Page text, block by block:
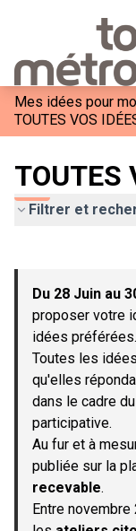
Mes idées pour
TOUTES VOS
TOUTES
Filtrer et
−
Du 28 Juin au
proposer votre
idées préférées.
Toutes les
qu'elles
dans le cadre du
participative.
Au fur et à
publiée sur la
recevable.
Entre